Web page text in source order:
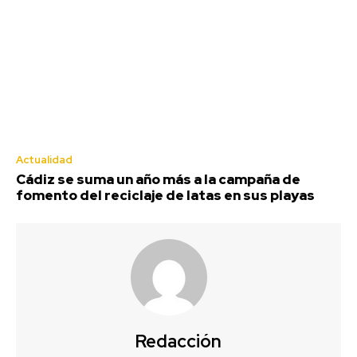
nombre para el COAC 2027
Actualidad
Cádiz se suma un año más a la campaña de
fomento del reciclaje de latas en sus playas
Redacción